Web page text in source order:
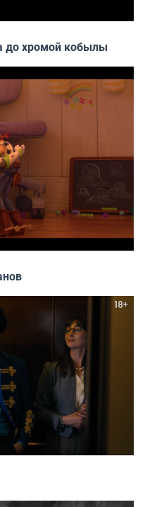
до хромой кобылы